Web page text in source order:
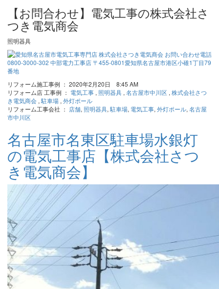
【お問合わせ】電気工事の株式会社さ
つき電気商会
照明器具
リフォーム施工事例 ： 2020年2月20日 8:45 AM
リフォーム店 工事例 ： 電気工事 , 照明器具 , 名古屋市中川区 , 株式会社さつ
き電気商会 , 駐車場 , 外灯ポール
リフォーム工事会社 ： 店舗, 照明器具, 駐車場, 電気工事, 外灯ポール, 名古屋
市中川区
名古屋市名東区駐車場水銀灯
の電気工事店【株式会社さつ
き電気商会】